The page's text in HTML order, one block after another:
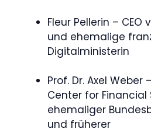
Fleur Pellerin –
und ehemalige
Digitalministerin
Prof. Dr. Axel Weber
Center for Financial
ehemaliger
und früherer